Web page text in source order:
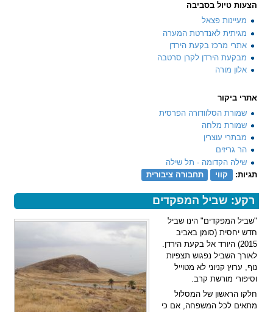
הצעות טיול בסביבה
מעיינות פצאל
מגיתית לאנדרטת המערה
אתרי מרכז בקעת הירדן
מבקעת הירדן לקרן סרטבה
אלון מורה
אתרי ביקור
שמורת הסלוודורה הפרסית
שמורת מלחה
מבתרי עוצרין
הר גריזים
שילה הקדומה - תל שילה
תגיות:
קווי תחבורה ציבורית
רקע: שביל המפקדים
"שביל המפקדים" הינו שביל
חדש יחסית (סומן באביב
2015) היורד אל בקעת הירדן.
לאורך השביל נפגוש תצפיות
נוף, ערוץ קניוני לא מטוייל
וסיפורי מורשת קרב.
חלקו הראשון של המסלול
מתאים לכל המשפחה, אם כי